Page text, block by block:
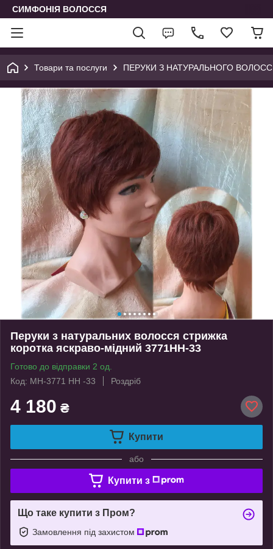
СИМФОНІЯ ВОЛОССЯ
Товари та послуги ПЕРУКИ З НАТУРАЛЬНОГО
Перуки з натуральних волосся стрижка
коротка яскраво-мідний 3771HH-33
Готово до відправки 2 од.
Код: MH-3771 HH -33
Роздріб
4 180 ₴
Купити
або
Купити з
Що таке купити з Пром?
Замовлення під захистом